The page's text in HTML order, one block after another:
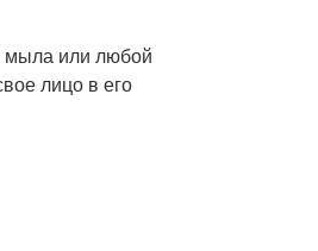
мыла или любой
лицо в его